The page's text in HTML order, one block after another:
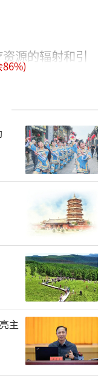
源的辐射和引
中心、皮肤病
聚焦影响人民
齐专科资源短
专科、6个省级
定期开展考核评
整，对考核不
研实力强、建
推进古交市、清
施县级综合医
名医师下基层
持系统建设管理
互通和数据共
86%)
主